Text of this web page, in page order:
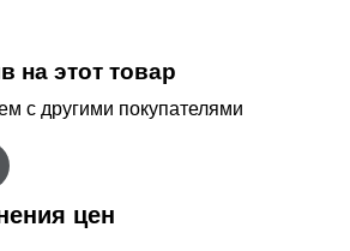
на этот товар
с другими покупателями
цен